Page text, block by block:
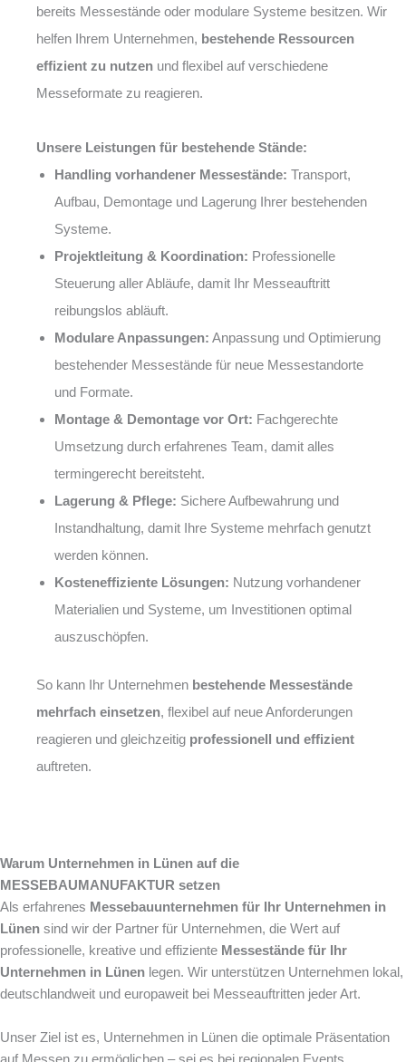
bereits Messestände oder modulare Systeme besitzen. Wir
helfen Ihrem Unternehmen, bestehende Ressourcen
effizient zu nutzen und flexibel auf verschiedene
Messeformate zu reagieren.
Unsere Leistungen für bestehende Stände:
Handling vorhandener Messestände: Transport,
Aufbau, Demontage und Lagerung Ihrer bestehenden
Systeme.
Projektleitung & Koordination: Professionelle
Steuerung aller Abläufe, damit Ihr Messeauftritt
reibungslos abläuft.
Modulare Anpassungen: Anpassung und Optimierung
bestehender Messestände für neue Messestandorte
und Formate.
Montage & Demontage vor Ort: Fachgerechte
Umsetzung durch erfahrenes Team, damit alles
termingerecht bereitsteht.
Lagerung & Pflege: Sichere Aufbewahrung und
Instandhaltung, damit Ihre Systeme mehrfach genutzt
werden können.
Kosteneffiziente Lösungen: Nutzung vorhandener
Materialien und Systeme, um Investitionen optimal
auszuschöpfen.
So kann Ihr Unternehmen bestehende Messestände
mehrfach einsetzen, flexibel auf neue Anforderungen
reagieren und gleichzeitig professionell und effizient
auftreten.
Warum Unternehmen in Lünen auf die
MESSEBAUMANUFAKTUR setzen
Als erfahrenes Messebauunternehmen für Ihr Unternehmen in
Lünen sind wir der Partner für Unternehmen, die Wert auf
professionelle, kreative und effiziente Messestände für Ihr
Unternehmen in Lünen legen. Wir unterstützen Unternehmen lokal,
deutschlandweit und europaweit bei Messeauftritten jeder Art.
Unser Ziel ist es, Unternehmen in Lünen die optimale Präsentation
auf Messen zu ermöglichen – sei es bei regionalen Events,